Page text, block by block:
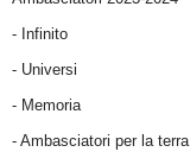
- Infinito
- Universi
- Memoria
- Ambasciatori per la terra